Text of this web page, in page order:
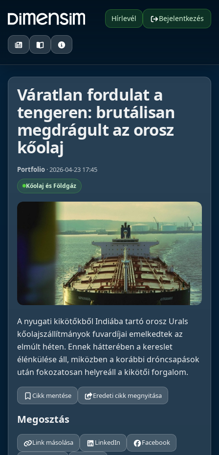
Hírlevél Bejelentkezés
Váratlan fordulat a
tengeren: brutálisan
megdrágult az orosz
kőolaj
Portfolio · 2026-04-23 17:45
Kőolaj és Földgáz
A nyugati kikötőkből Indiába tartó orosz Urals
kőolajszállítmányok fuvardíjai emelkedtek az
elmúlt héten. Ennek hátterében a kereslet
élénkülése áll, miközben a korábbi dróncsapások
után fokozatosan helyreáll a kikötői forgalom.
Cikk mentése Eredeti cikk megnyitása
Megosztás
Link másolása LinkedIn
Facebook